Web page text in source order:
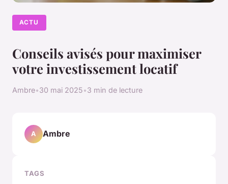
ACTU
Conseils avisés pour maximiser
votre investissement locatif
Ambre•30 mai 2025•3 min de lecture
A Ambre
TAGS